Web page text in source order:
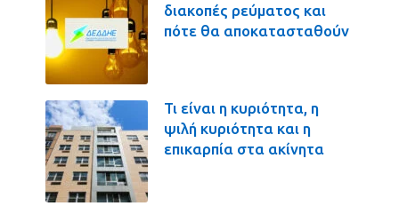
διακοπές ρεύματος και
πότε θα αποκατασταθούν
Τι είναι η κυριότητα, η
ψιλή κυριότητα και η
επικαρπία στα ακίνητα